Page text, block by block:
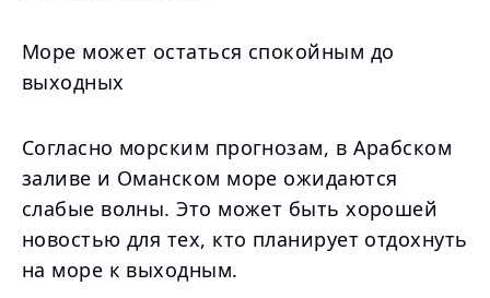
Море может остаться спокойным до
выходных
Согласно морским прогнозам, в Арабском
заливе и Оманском море ожидаются
слабые волны. Это может быть хорошей
новостью для тех, кто планирует отдохнуть
на море к выходным.